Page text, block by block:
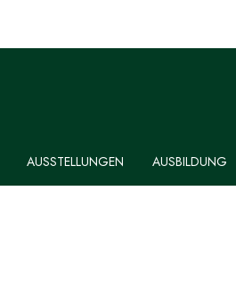
AUSSTELLUNGEN AUSBILDUNG